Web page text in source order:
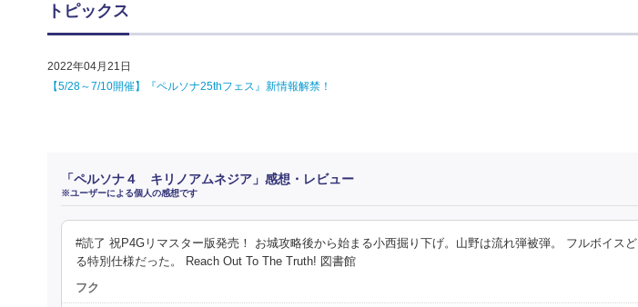
トピックス
2022年04月21日
【5/28～7/10開催】『ペルソナ25thフェス』新情報解禁！
「ペルソナ４ キリノアムネジア」感想・レビュー
※ユーザーによる個人の感想です
#読了 祝P4Gリマスター版発売！ お城攻略後から始まる小西掘り下げ。山野は流れ弾被弾。 フルボイス
る特別仕様だった。 Reach Out To The Truth! 図書館
フク